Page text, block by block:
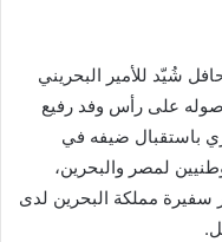
شُيّد للأمير البحريني
على رأس وفد رفيع
باستقبال ضيفه في
لمصر والبحرين،
مملكة البحرين لدى